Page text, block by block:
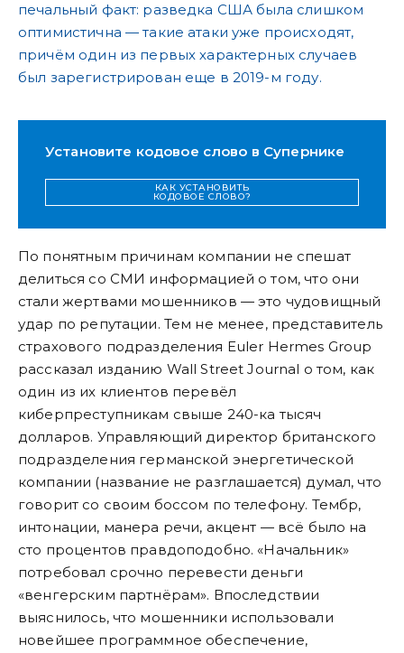
печальный факт: разведка США была слишком
оптимистична — такие атаки уже происходят,
причём один из первых характерных случаев
был зарегистрирован еще в 2019-м году.
Установите кодовое слово в Супернике
КАК УСТАНОВИТЬ
КОДОВОЕ СЛОВО?
По понятным причинам компании не спешат
делиться со СМИ информацией о том, что они
стали жертвами мошенников — это чудовищный
удар по репутации. Тем не менее, представитель
страхового подразделения Euler Hermes Group
рассказал изданию Wall Street Journal о том, как
один из их клиентов перевёл
киберпреступникам свыше 240-ка тысяч
долларов. Управляющий директор британского
подразделения германской энергетической
компании (название не разглашается) думал, что
говорит со своим боссом по телефону. Тембр,
интонации, манера речи, акцент — всё было на
сто процентов правдоподобно. «Начальник»
потребовал срочно перевести деньги
«венгерским партнёрам». Впоследствии
выяснилось, что мошенники использовали
новейшее программное обеспечение,